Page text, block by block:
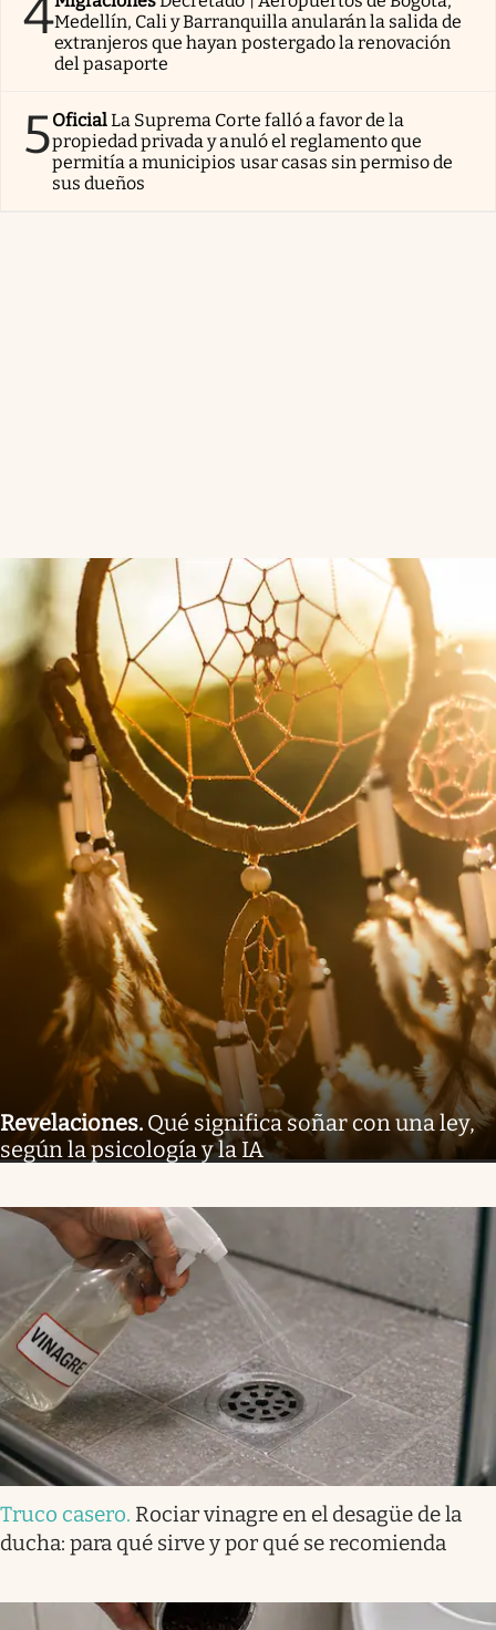
4Medellín, Cali y Barranquilla anularán la salida de
extranjeros que hayan postergado la renovación
del pasaporte
5OficialLa Suprema Corte falló a favor de la
propiedad privada y anuló el reglamento que
permitía a municipios usar casas sin permiso de
sus dueños
Revelaciones. Qué significa soñar con una ley,
según la psicología y la IA
Truco casero. Rociar vinagre en el desagüe de la
ducha: para qué sirve y por qué se recomienda